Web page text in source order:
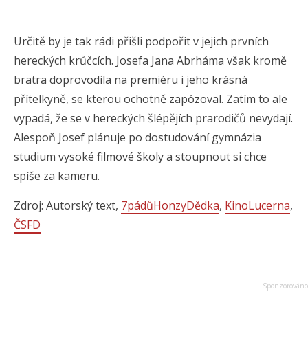
Určitě by je tak rádi přišli podpořit v jejich prvních
hereckých krůčcích. Josefa Jana Abrháma však kromě
bratra doprovodila na premiéru i jeho krásná
přítelkyně, se kterou ochotně zapózoval. Zatím to ale
vypadá, že se v hereckých šlépějích prarodičů nevydají.
Alespoň Josef plánuje po dostudování gymnázia
studium vysoké filmové školy a stoupnout si chce
spíše za kameru.
Zdroj: Autorský text, 7pádůHonzyDědka, KinoLucerna,
ČSFD